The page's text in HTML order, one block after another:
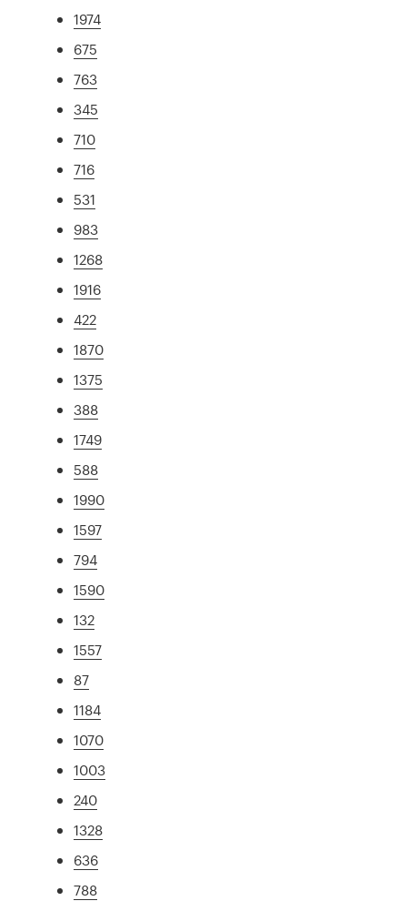
1974
675
763
345
710
716
531
983
1268
1916
422
1870
1375
388
1749
588
1990
1597
794
1590
132
1557
87
1184
1070
1003
240
1328
636
788